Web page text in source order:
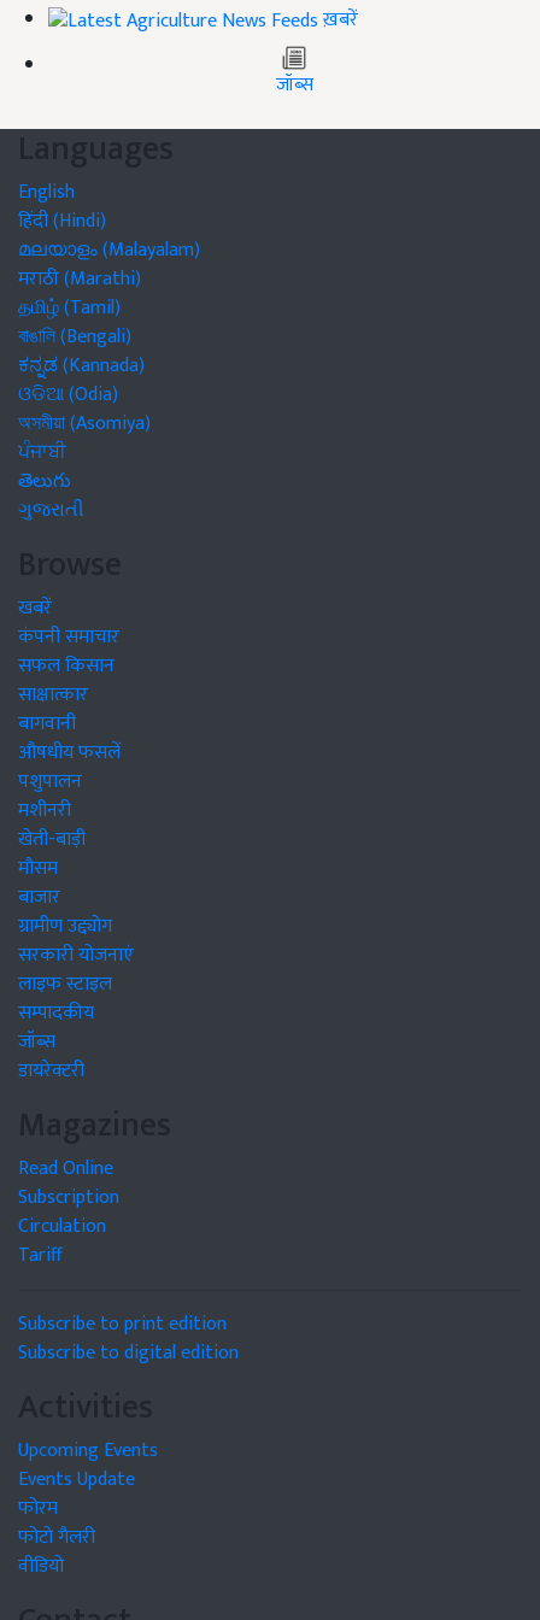
ख़बरें
जॉब्स
Languages
English
हिंदी (Hindi)
മലയാളം (Malayalam)
मराठी (Marathi)
தமிழ் (Tamil)
বাঙালি (Bengali)
ಕನ್ನಡ (Kannada)
ଓଡିଆ (Odia)
অসমীয়া (Asomiya)
ਪੰਜਾਬੀ
తెలుగు
ગુજરાતી
Browse
खबरें
कंपनी समाचार
सफल किसान
साक्षात्कार
बागवानी
औषधीय फसलें
पशुपालन
मशीनरी
खेती-बाड़ी
मौसम
बाजार
ग्रामीण उद्द्योग
सरकारी योजनाएं
लाइफ स्टाइल
सम्पादकीय
जॉब्स
डायरेक्टरी
Magazines
Read Online
Subscription
Circulation
Tariff
Subscribe to print edition
Subscribe to digital edition
Activities
Upcoming Events
Events Update
फोरम
फोटो गैलरी
वीडियो